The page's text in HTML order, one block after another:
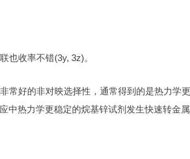
也收率不错(3y, 3z)。
常好的非对映选择性，通常得到的是热力学
中热力学更稳定的烷基锌试剂发生快速转金